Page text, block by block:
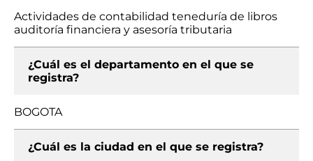
Actividades de contabilidad teneduría de libros
auditoría financiera y asesoría tributaria
¿Cuál es el departamento en el que se
registra?
BOGOTA
¿Cuál es la ciudad en el que se registra?